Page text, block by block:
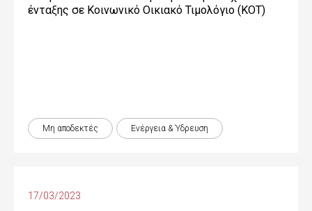
ένταξης σε Κοινωνικό Οικιακό Τιμολόγιο (ΚΟΤ)
Μη αποδεκτές Ενέργεια & Ύδρευση
17/03/2023